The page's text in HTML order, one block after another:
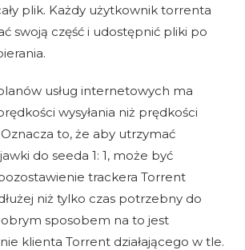
plik. Każdy użytkownik torrenta
swoją część i udostępnić pliki po
usług internetowych ma
wysyłania niż prędkości
to, że aby utrzymać
do seeda 1: 1, może być
trackera Torrent
niż tylko czas potrzebny do
sposobem na to jest
klienta Torrent działającego w tle.